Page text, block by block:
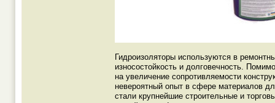
Гидроизоляторы используются в
износостойкость и долговечность.
на увеличение сопротивляемости
невероятный опыт в сфере материалов
стали крупнейшие строительные и